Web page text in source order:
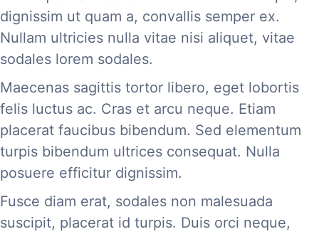
dignissim ut quam a, convallis semper ex.
Nullam ultricies nulla vitae nisi aliquet, vitae
sodales lorem sodales.
Maecenas sagittis tortor libero, eget lobortis
felis luctus ac. Cras et arcu neque. Etiam
placerat faucibus bibendum. Sed elementum
turpis bibendum ultrices consequat. Nulla
posuere efficitur dignissim.
Fusce diam erat, sodales non malesuada
suscipit, placerat id turpis. Duis orci neque,